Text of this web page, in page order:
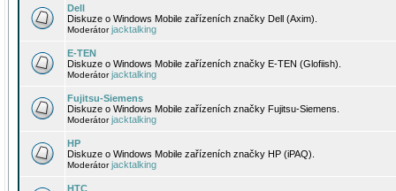
Dell
Diskuze o Windows Mobile zařízeních značky Dell (Axim).
Moderátorjacktalking
E-TEN
Diskuze o Windows Mobile zařízeních značky E-TEN (Glofiish).
Moderátorjacktalking
Fujitsu-Siemens
Diskuze o Windows Mobile zařízeních značky Fujitsu-Siemens.
Moderátorjacktalking
HP
Diskuze o Windows Mobile zařízeních značky HP (iPAQ).
Moderátorjacktalking
HTC